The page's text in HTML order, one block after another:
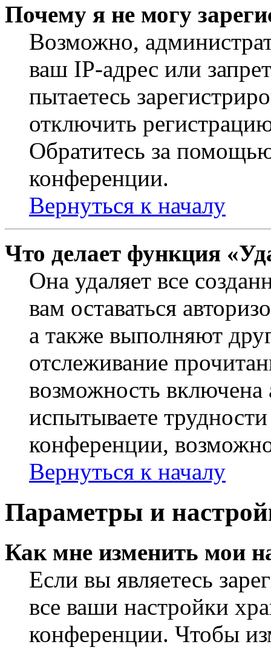
Почему я не могу
Возможно,
ваш IP-адрес или
пытаетесь
отключить
Обратитесь за
конференции.
Вернуться к началу
Что делает функция
Она удаляет все
вам оставаться
а также выполняют
отслеживание
возможность
испытываете
конференции,
Вернуться к началу
Параметры и
Как мне изменить мои
Если вы являетесь
все ваши настройки
конференции. Чтобы